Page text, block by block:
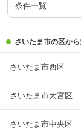
条件一覧
さいたま市の区か
さいたま市西区
さいたま市大宮区
さいたま市中央区